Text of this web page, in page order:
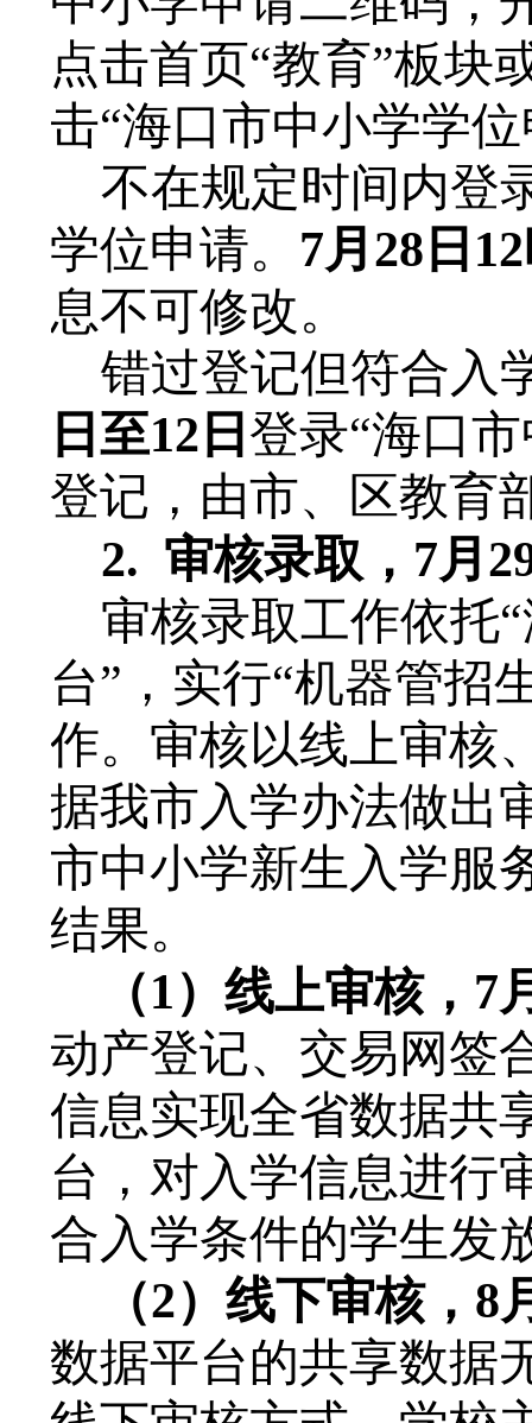
点击首页“教育”板块
击“海口市中小学学
不在规定时间内登
学位申请。 7月28日
息不可修改。
错过登记但符合入
日至12日 登录“海口
登记，由市、区教育
2. 审核录取， 7月
审核录取工作依托
台”，实行“机器管招
作。审核以线上审核
据我市入学办法做出
市中小学新生入学服
结果。
（1）线上审核， 7
动产登记、交易网签
信息实现全省数据共
台，对入学信息进行
合入学条件的学生发
（2）线下审核，8
数据平台的共享数据